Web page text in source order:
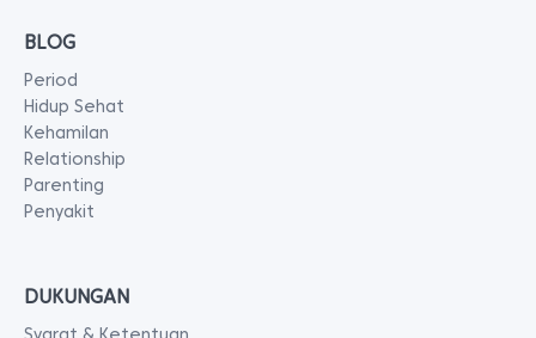
BLOG
Period
Hidup Sehat
Kehamilan
Relationship
Parenting
Penyakit
DUKUNGAN